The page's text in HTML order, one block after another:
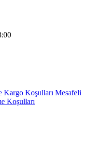
Kargo Koşulları Mesafeli
Koşulları